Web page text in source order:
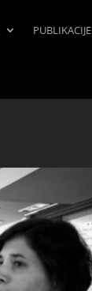
PUBLIKACIJE